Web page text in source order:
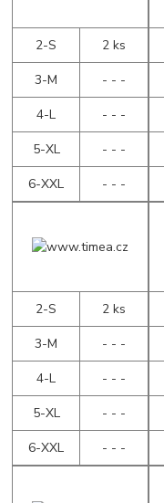
2-S
2 ks
3-M
- - -
4-L
- - -
5-XL
- - -
6-XXL
- - -
2-S
2 ks
3-M
- - -
4-L
- - -
5-XL
- - -
6-XXL
- - -